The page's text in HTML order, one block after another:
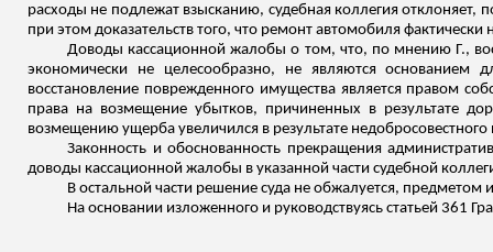
расходы не подлежат взысканию, судебная коллегия
при этом доказательств того, что ремонт автомобиля
Доводы кассационной жалобы о том, что, по мнению Г.,
экономически не целесообразно, не являются основанием
восстановление поврежденного имущества является правом
права на возмещение убытков, причиненных в результате
возмещению ущерба увеличился в результате
Законность и обоснованность прекращения
доводы кассационной жалобы в указанной части судебной
В остальной части решение суда не обжалуется, предметом
На основании изложенного и руководствуясь статьей 361